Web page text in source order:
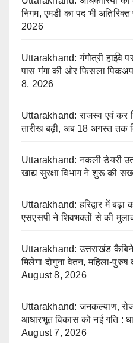
निगम, एमडी का पद भी
2026
Uttarakhand: गंगोत्री हाईवे
पास गंगा की ओर फिसला
8, 2026
Uttarakhand: राजस्व एवं कर
तारीख बढ़ी, अब 18 अगस्त तक
Uttarakhand: नकली डेयरी
खाद्य सुरक्षा विभाग ने शुरू की
Uttarakhand: हरिद्वार में बढ़ा
एसएसपी ने शिवभक्तों से की
Uttarakhand: उत्तराखंड
मिलेगा दोगुना वेतन, महिला-पुरुष
August 8, 2026
Uttarakhand: जनकल्याण,
आधारभूत विकास को नई गति :
August 7, 2026